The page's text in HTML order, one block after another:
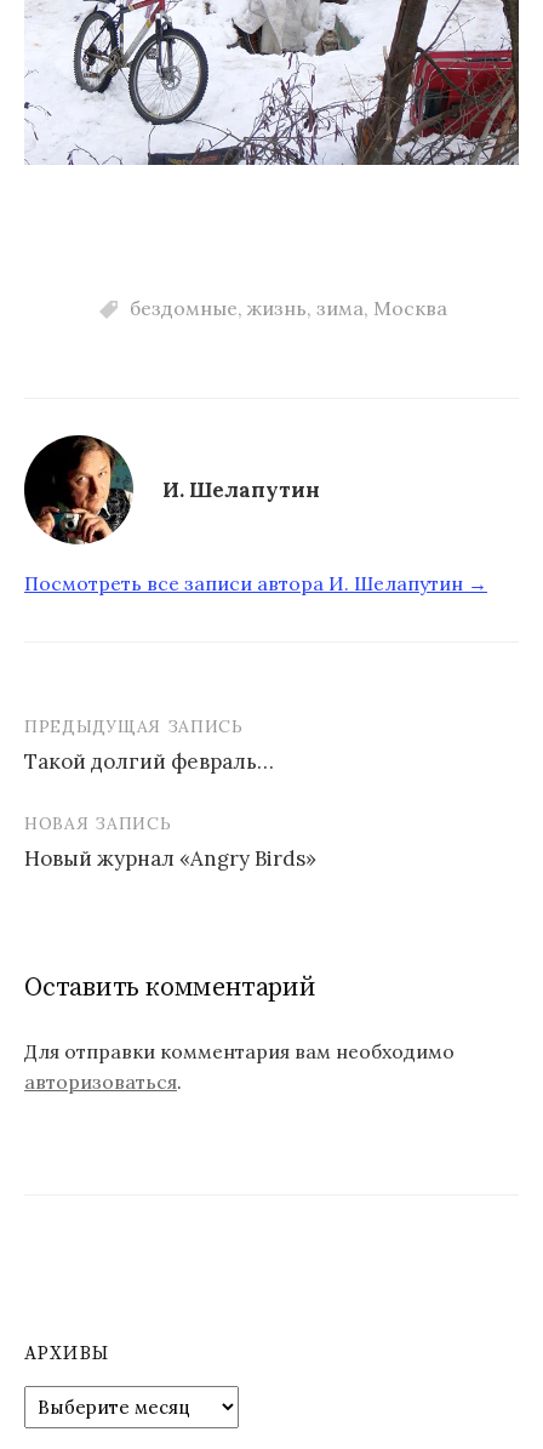
бездомные, жизнь, зима, Москва
И. Шелапутин
Посмотреть все записи автора И. Шелапутин →
а
г
ц
и
п
и
с
ПРЕДЫДУЩАЯ ЗАПИСЬ
Такой долгий февраль…
НОВАЯ ЗАПИСЬ
Новый журнал «Angry Birds»
Оставить комментарий
Для отправки комментария вам необходимо
авторизоваться.
АРХИВЫ
р